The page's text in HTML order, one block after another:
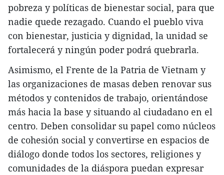
pobreza y políticas de bienestar social, para que
nadie quede rezagado. Cuando el pueblo viva
con bienestar, justicia y dignidad, la unidad se
fortalecerá y ningún poder podrá quebrarla.
Asimismo, el Frente de la Patria de Vietnam y
las organizaciones de masas deben renovar sus
métodos y contenidos de trabajo, orientándose
más hacia la base y situando al ciudadano en el
centro. Deben consolidar su papel como núcleos
de cohesión social y convertirse en espacios de
diálogo donde todos los sectores, religiones y
comunidades de la diáspora puedan expresar